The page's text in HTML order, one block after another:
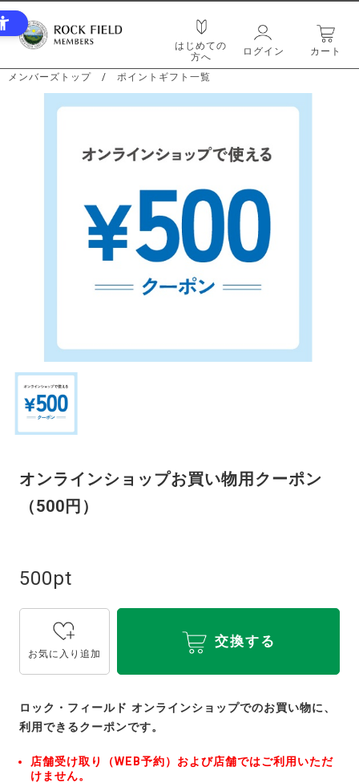
はじめての
方へ
ログイン カート
メンバーズトップ / ポイントギフト一覧
オンラインショップお買い物用クーポン
（500円）
500pt
お気に入り追加
交換する
ロック・フィールド オンラインショップでのお買い物に、
利用できるクーポンです。
店舗受け取り（WEB予約）および店舗ではご利用いただ
けません。